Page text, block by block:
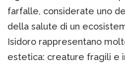
farfalle, considerate uno
della salute di un
Isidoro rappresentano
estetica: creature fragili e